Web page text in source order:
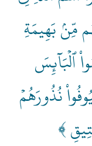
مِّنۢ بَهِيمَةِ
ٱلۡبَآئِسَ
نُذُورَهُمۡ
﴾